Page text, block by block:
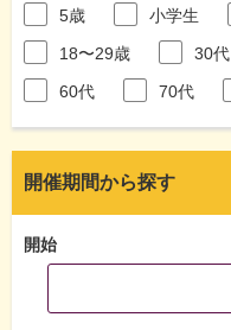
5歳
小学生
18〜29歳
30代
60代
70代
開催期間から探す
開始